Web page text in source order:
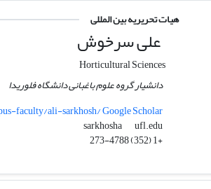
هیات تحریریه بین المللی
علی سرخوش
Horticultural Sciences
دانشیار گروه علوم باغبانی دانشگاه فلوریدا
faculty/ali-sarkhosh/ Google Scholar
sarkhosha
ufl.edu
+1 (352) 273-4788